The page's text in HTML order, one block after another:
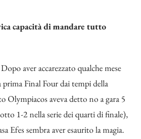
capacità di mandare tutto
aver accarezzato qualche mese
Final Four dai tempi della
Olympiacos aveva detto no a gara 5
1-2 nella serie dei quarti di finale),
Efes sembra aver esaurito la magia.